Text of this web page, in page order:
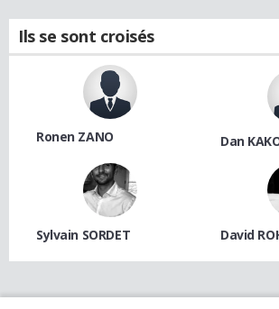
Ils se sont croisés
Ronen ZANO Dan
Sylvain SORDET David